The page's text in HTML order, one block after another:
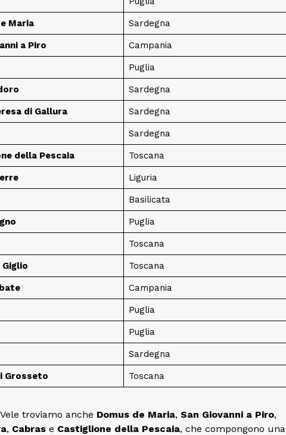
Maria Sardegna
a Piro Campania
Puglia
Sardegna
di Gallura Sardegna
Sardegna
della Pescaia Toscana
Liguria
Basilicata
Puglia
Toscana
Toscana
Campania
Puglia
Puglia
Sardegna
Grosseto Toscana
troviamo anche Domus de Maria, San Giovanni a Piro,
, Cabras e Castiglione della Pescaia, che compongono una